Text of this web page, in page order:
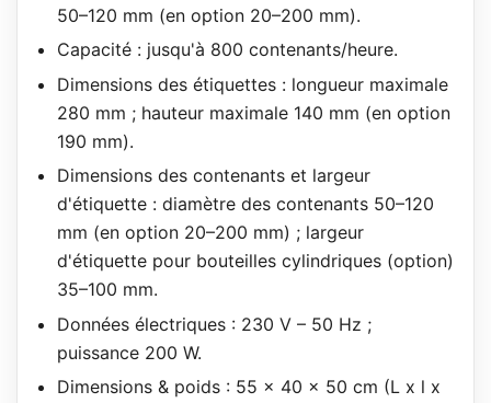
50–120 mm (en option 20–200 mm).
Capacité : jusqu'à 800 contenants/heure.
Dimensions des étiquettes : longueur maximale
280 mm ; hauteur maximale 140 mm (en option
190 mm).
Dimensions des contenants et largeur
d'étiquette : diamètre des contenants 50–120
mm (en option 20–200 mm) ; largeur
d'étiquette pour bouteilles cylindriques (option)
35–100 mm.
Données électriques : 230 V – 50 Hz ;
puissance 200 W.
Dimensions & poids : 55 x 40 x 50 cm (L x l x